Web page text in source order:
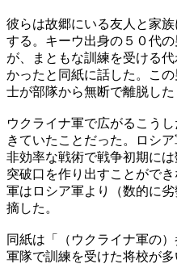
彼らは故郷にいる友人と家
する。キーウ出身の５０代
が、まともな訓練を受ける
かったと同紙に話した。こ
士が部隊から無断で離脱した
ウクライナ軍で広がるこう
きていたことだった。ロシ
非効率な戦術で戦争初期に
突破口を作り出すことがで
軍はロシア軍より（数的に
摘した。
同紙は「（ウクライナ軍の
軍隊で訓練を受けた将校が